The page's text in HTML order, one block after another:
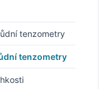
tenzometry
tenzometry